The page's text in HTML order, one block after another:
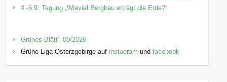
4.-6.9. Tagung „Wieviel Bergbau erträgt die Erde?“
Grünes Blätt’l 08/2026
Grüne Liga Osterzgebirge auf instagram undfacebook